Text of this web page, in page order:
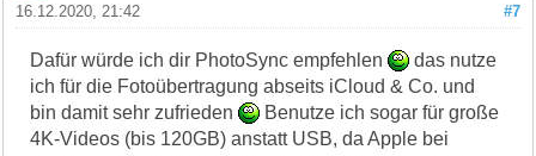
#7
16.12.2020, 21:42
Dafür würde ich dir PhotoSync empfehlen
das nutze
ich für die Fotoübertragung abseits iCloud & Co. und
bin damit sehr zufrieden
Benutze ich sogar für große
4K-Videos (bis 120GB) anstatt USB, da Apple bei